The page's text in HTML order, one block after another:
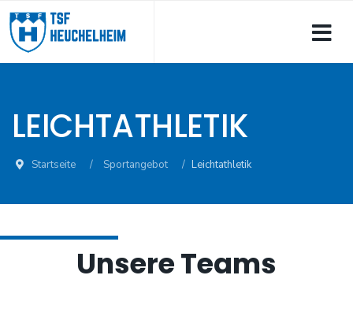
LEICHTATHLETIK
Startseite Sportangebot Leichtathletik
Unsere Teams